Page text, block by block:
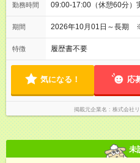
勤務時間 09:00-17:00（休憩60分）
期間 2026年10月01日～長期
特徴 履歴書不要
気になる！ 応
掲載元企業名 株式会社
未